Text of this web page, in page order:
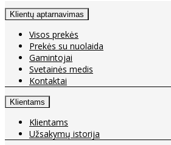
Klientų aptarnavimas
Visos prekės
Prekės su nuolaida
Gamintojai
Svetainės medis
Kontaktai
Klientams
Klientams
Užsakymų istorija